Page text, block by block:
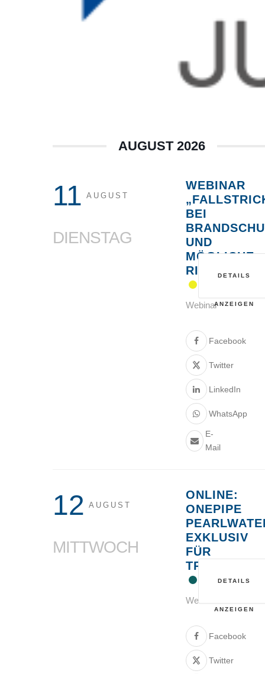
AUGUST 2026
11 AUGUST
DIENSTAG
WEBINAR
BEI
UND
MÖGLICHE
RISIKEN“
Webinar
Facebook
Twitter
LinkedIn
WhatsApp
E-
Mail
DETAILS
ANZEIGEN
12 AUGUST
MITTWOCH
ONLINE:
ONEPIPE
EXKLUSIV
FÜR
Webinar
Facebook
Twitter
DETAILS
ANZEIGEN